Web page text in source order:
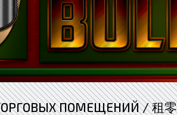
ПОМЕЩЕНИЙ / 租零售